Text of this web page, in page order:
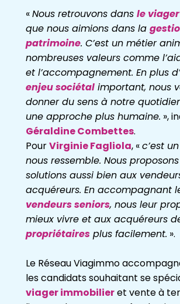
«Nous retrouvons dans le viager
que nous aimions dans la
patrimoine. C’est un métier
nombreuses valeurs comme
et l’accompagnement. En plus
enjeu sociétal important, nous
donner du sens à notre
une approche plus humaine. »,
Géraldine Combettes.
PourVirginie Fagliola, «c’est
nous ressemble. Nous
solutions aussi bien aux
acquéreurs. En accompagnant
vendeurs seniors, nous leur
mieux vivre et aux acquéreurs
propriétaires plus facilement. ».
Le Réseau Viagimmo
les candidats souhaitant se
viager immobilieret vente à